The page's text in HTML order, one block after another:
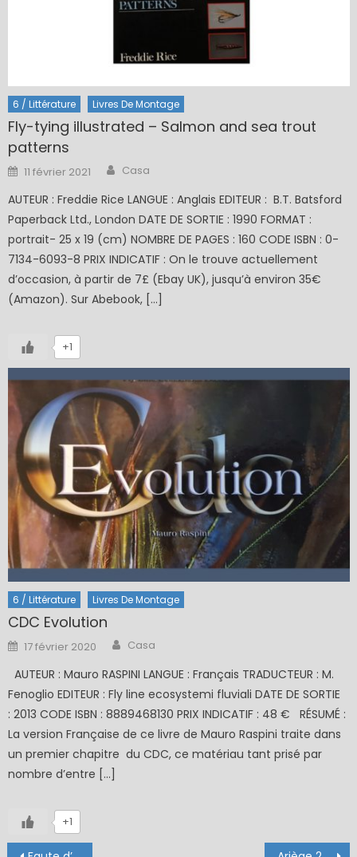
6 / Littérature Livres De Montage
Fly-tying illustrated – Salmon and sea trout
patterns
Posted
on
11 février 2021 Author
Casa
AUTEUR : Freddie Rice LANGUE : Anglais EDITEUR : B.T. Batsford
Paperback Ltd., London DATE DE SORTIE : 1990 FORMAT :
portrait- 25 x 19 (cm) NOMBRE DE PAGES : 160 CODE ISBN : 0-
7134-6093-8 PRIX INDICATIF : On le trouve actuellement
d’occasion, à partir de 7£ (Ebay UK), jusqu’à environ 35€
(Amazon). Sur Abebook, […]
+1
6 / Littérature Livres De Montage
CDC Evolution
Posted
on
17 février 2020 Author
Casa
AUTEUR : Mauro RASPINI LANGUE : Français TRADUCTEUR : M.
Fenoglio EDITEUR : Fly line ecosystemi fluviali DATE DE SORTIE
: 2013 CODE ISBN : 8889468130 PRIX INDICATIF : 48 € RÉSUMÉ :
La version Française de ce livre de Mauro Raspini traite dans
un premier chapitre du CDC, ce matériau tant prisé par
nombre d’entre […]
+1